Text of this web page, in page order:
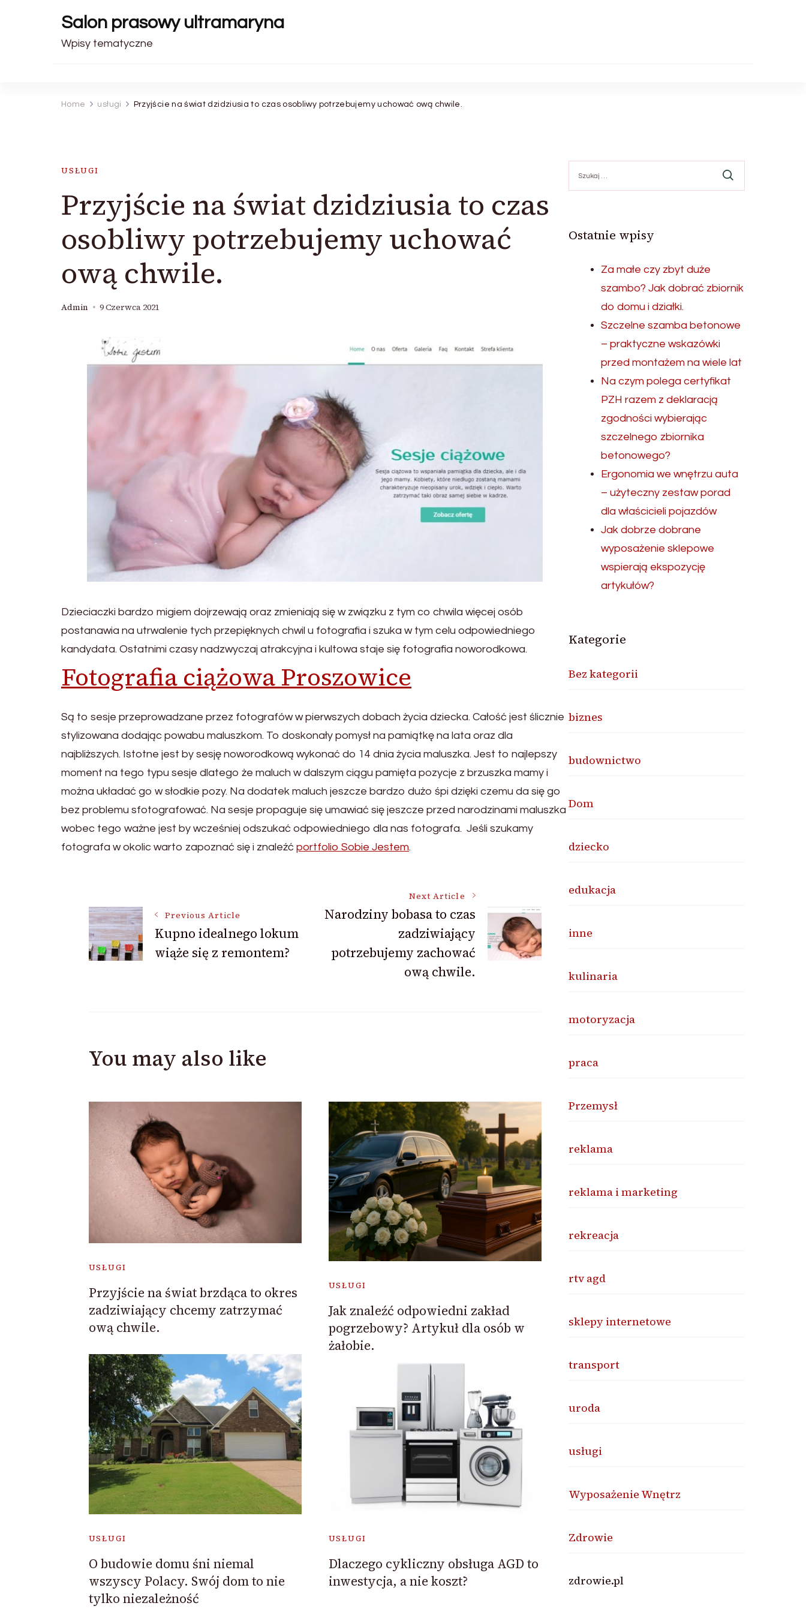
Salon prasowy ultramaryna
Wpisy tematyczne
Home usługi Przyjście na świat dzidziusia to czas osobliwy potrzebujemy uchować ową chwile.
USŁUGI
Przyjście na świat dzidziusia to czas
osobliwy potrzebujemy uchować
ową chwile.
Admin 9 Czerwca 2021
Dzieciaczki bardzo migiem dojrzewają oraz zmieniają się w związku z tym co chwila więcej osób
postanawia na utrwalenie tych przepięknych chwil u fotografia i szuka w tym celu odpowiedniego
kandydata. Ostatnimi czasy nadzwyczaj atrakcyjna i kultowa staje się fotografia noworodkowa.
Fotografia ciążowa Proszowice
Są to sesje przeprowadzane przez fotografów w pierwszych dobach życia dziecka. Całość jest ślicznie
stylizowana dodając powabu maluszkom. To doskonały pomysł na pamiątkę na lata oraz dla
najbliższych. Istotne jest by sesję noworodkową wykonać do 14 dnia życia maluszka. Jest to najlepszy
moment na tego typu sesje dlatego że maluch w dalszym ciągu pamięta pozycje z brzuszka mamy i
można układać go w słodkie pozy. Na dodatek maluch jeszcze bardzo dużo śpi dzięki czemu da się go
bez problemu sfotografować. Na sesje propaguje się umawiać się jeszcze przed narodzinami maluszka
wobec tego ważne jest by wcześniej odszukać odpowiedniego dla nas fotografa. Jeśli szukamy
fotografa w okolic warto zapoznać się i znaleźć portfolio Sobie Jestem.
Post
Navigation
Previous Article
Kupno idealnego lokum
wiąże się z remontem?
Next Article
Narodziny bobasa to czas
zadziwiający
potrzebujemy zachować
ową chwile.
You may also like
USŁUGI
Przyjście na świat brzdąca to okres
zadziwiający chcemy zatrzymać
ową chwile.
USŁUGI
Jak znaleźć odpowiedni zakład
pogrzebowy? Artykuł dla osób w
żałobie.
USŁUGI
O budowie domu śni niemal
wszyscy Polacy. Swój dom to nie
tylko niezależność
USŁUGI
Dlaczego cykliczny obsługa AGD to
inwestycja, a nie koszt?
Ostatnie wpisy
Za małe czy zbyt duże
szambo? Jak dobrać zbiornik
do domu i działki.
Szczelne szamba betonowe
– praktyczne wskazówki
przed montażem na wiele lat
Na czym polega certyfikat
PZH razem z deklaracją
zgodności wybierając
szczelnego zbiornika
betonowego?
Ergonomia we wnętrzu auta
– użyteczny zestaw porad
dla właścicieli pojazdów
Jak dobrze dobrane
wyposażenie sklepowe
wspierają ekspozycję
artykułów?
Kategorie
Bez kategorii
biznes
budownictwo
Dom
dziecko
edukacja
inne
kulinaria
motoryzacja
praca
Przemysł
reklama
reklama i marketing
rekreacja
rtv agd
sklepy internetowe
transport
uroda
usługi
Wyposażenie Wnętrz
Zdrowie
zdrowie.pl